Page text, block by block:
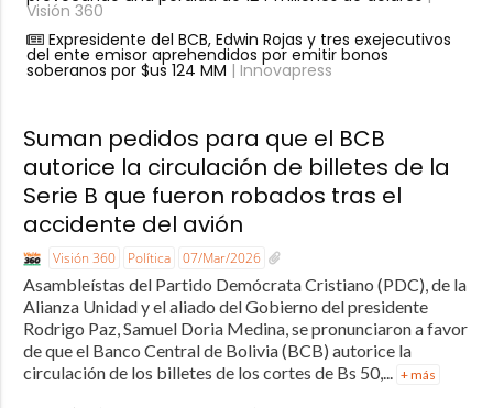
Visión 360
Expresidente del BCB, Edwin Rojas y tres exejecutivos
del ente emisor aprehendidos por emitir bonos
soberanos por $us 124 MM | Innovapress
Suman pedidos para que el BCB
autorice la circulación de billetes de la
Serie B que fueron robados tras el
accidente del avión
Visión 360 Política 07/Mar/2026
Asambleístas del Partido Demócrata Cristiano (PDC), de la
Alianza Unidad y el aliado del Gobierno del presidente
Rodrigo Paz, Samuel Doria Medina, se pronunciaron a favor
de que el Banco Central de Bolivia (BCB) autorice la
circulación de los billetes de los cortes de Bs 50,...
+ más